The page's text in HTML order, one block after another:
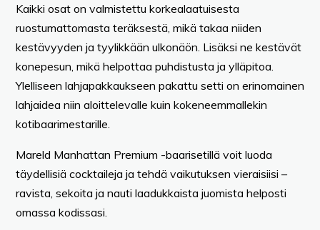
Kaikki osat on valmistettu korkealaatuisesta
ruostumattomasta teräksestä, mikä takaa niiden
kestävyyden ja tyylikkään ulkonäön. Lisäksi ne kestävät
konepesun, mikä helpottaa puhdistusta ja ylläpitoa.
Ylelliseen lahjapakkaukseen pakattu setti on erinomainen
lahjaidea niin aloittelevalle kuin kokeneemmallekin
kotibaarimestarille.
Mareld Manhattan Premium -baarisetillä voit luoda
täydellisiä cocktaileja ja tehdä vaikutuksen vieraisiisi –
ravista, sekoita ja nauti laadukkaista juomista helposti
omassa kodissasi.